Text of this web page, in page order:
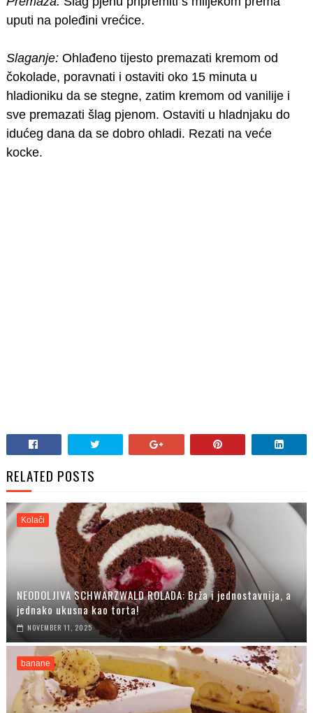
uputi na poleđini vrećice.
Slaganje:Ohlađeno tijesto premazati kremom od
čokolade, poravnati i ostaviti oko 15 minuta u
hladioniku da se stegne, zatim kremom od vanilije i
sve premazati šlag pjenom. Ostaviti u hladnjaku do
idućeg dana da se dobro ohladi. Rezati na veće
kocke.
RELATED POSTS
Kolači
NEODOLJIVA SCHWARZWALD ROLADA: Brža i jednostavnija, a
jednako ukusna kao torta!
NOVEMBER 11, 2025
banane